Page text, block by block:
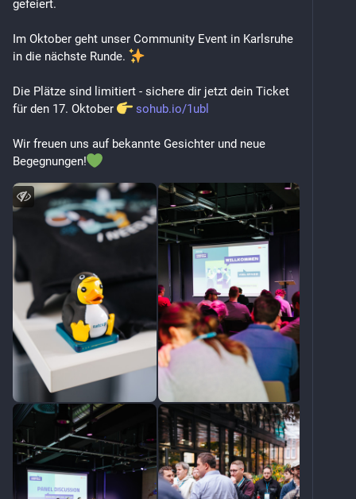
gefeiert.
Im Oktober geht unser Community Event in Karlsruhe
in die nächste Runde.
Die Plätze sind limitiert - sichere dir jetzt dein Ticket
für den 17. Oktober
sohub.io/1ubl
Wir freuen uns auf bekannte Gesichter und neue
Begegnungen!